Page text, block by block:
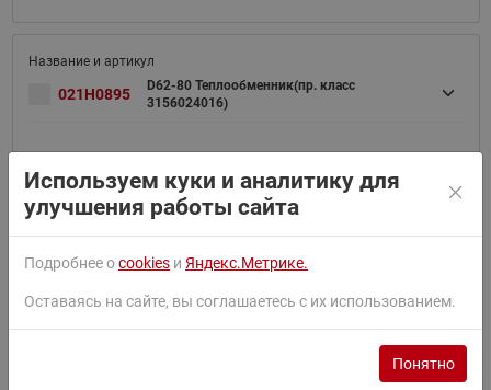
021H0895
D62-80 Теплообменник(пр. класс
3156024016)
021H0865 D62L-H- 80
Используем куки и аналитику для
улучшения работы сайта
Подробнее оcookies и Яндекс.Метрике.
Оставаясь на сайте, вы соглашаетесь с их использованием.
Понятно